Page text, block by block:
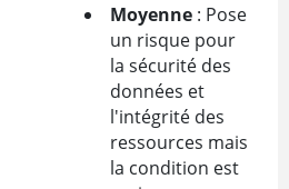
Moyenne: Pose
un risque pour
la sécurité des
données et
l'intégrité des
ressources mais
la condition est